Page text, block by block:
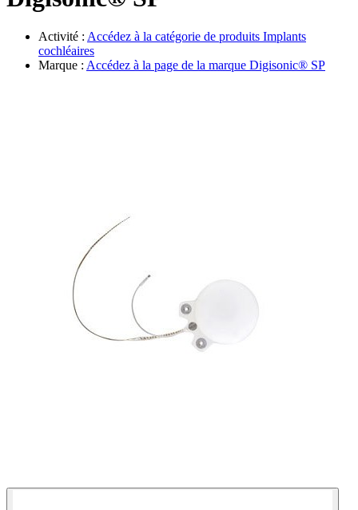
Évènements
Activité : Accédez à la catégorie de produits Implants
cochléaires
Marque : Accédez à la page de la marque Digisonic® SP